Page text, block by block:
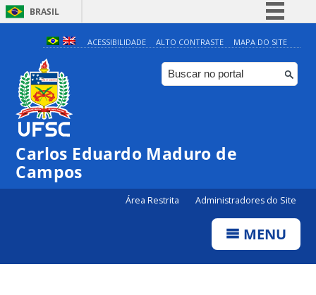
BRASIL
Simplifique!
Comunica BR
Participe
Canais
ACESSIBILIDADE ALTO CONTRASTE MAPA DO SITE
Carlos Eduardo Maduro de
Campos
Área Restrita Administradores do Site
MENU